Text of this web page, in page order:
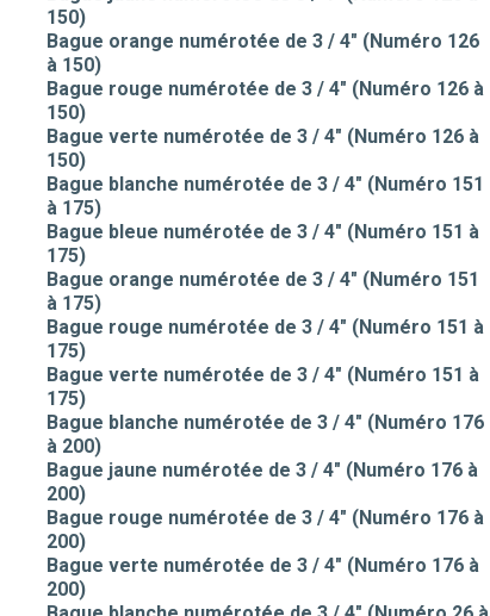
150)
Bague orange numérotée de 3 / 4" (Numéro 126
à 150)
Bague rouge numérotée de 3 / 4" (Numéro 126 à
150)
Bague verte numérotée de 3 / 4" (Numéro 126 à
150)
Bague blanche numérotée de 3 / 4" (Numéro 151
à 175)
Bague bleue numérotée de 3 / 4" (Numéro 151 à
175)
Bague orange numérotée de 3 / 4" (Numéro 151
à 175)
Bague rouge numérotée de 3 / 4" (Numéro 151 à
175)
Bague verte numérotée de 3 / 4" (Numéro 151 à
175)
Bague blanche numérotée de 3 / 4" (Numéro 176
à 200)
Bague jaune numérotée de 3 / 4" (Numéro 176 à
200)
Bague rouge numérotée de 3 / 4" (Numéro 176 à
200)
Bague verte numérotée de 3 / 4" (Numéro 176 à
200)